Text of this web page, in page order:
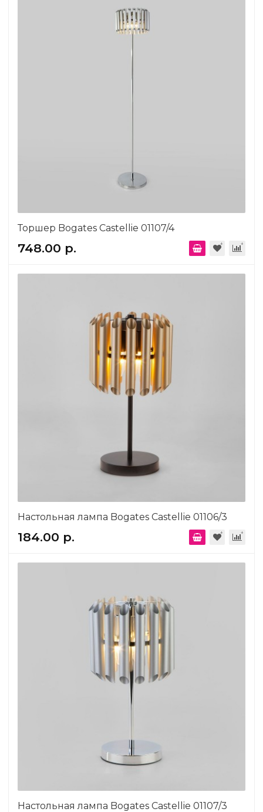
Торшер Bogates Castellie 01107/4
748.00 р.
Настольная лампа Bogates Castellie 01106/3
184.00 р.
Настольная лампа Bogates Castellie 01107/3